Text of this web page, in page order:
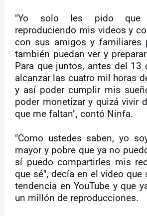
"Yo solo les pido que
reproduciendo mis videos y
con sus amigos y familiares
también puedan ver y
Para que juntos, antes del 13
alcanzar las cuatro mil horas
y así poder cumplir mis
poder monetizar y quizá vivir
que me faltan", contó Ninfa.
"Como ustedes saben, yo
mayor y pobre que ya no
sí puedo compartirles mis
que sé", decía en el video que
tendencia en YouTube y que
un millón de reproducciones.